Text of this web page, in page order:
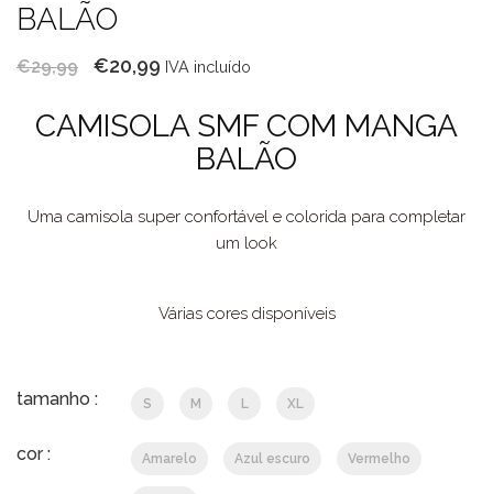
BALÃO
€29,99
O
original
€20,99 O
atual
IVA incluído
CAMISOLA SMF COM MANGA
BALÃO
Uma camisola super confortável e colorida para completar
um look
Várias cores disponíveis
tamanho : S M L XL
cor : Amarelo Azul escuro Vermelho